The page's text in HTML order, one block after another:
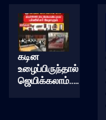
கடின
உழைப்பிருந்தால்
ஜெயிக்கலாம்…..